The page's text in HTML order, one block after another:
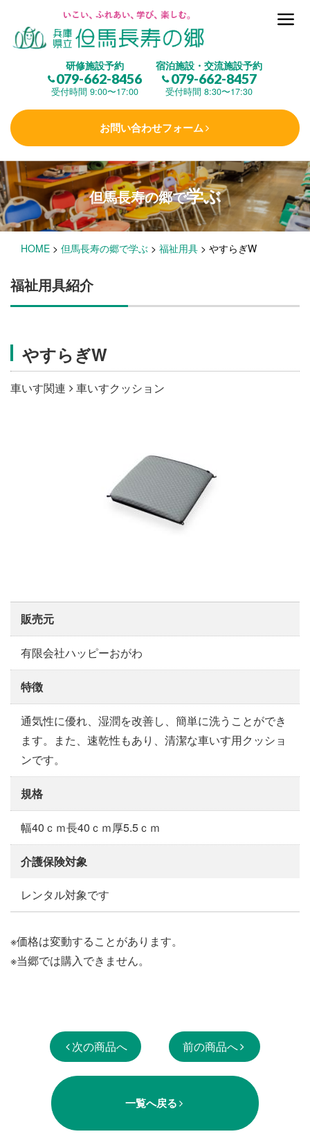
研修施設予約
079-662-8456
受付時間 9:00〜17:00
宿泊施設・交流施設予約
079-662-8457
受付時間 8:30〜17:30
お問い合わせフォーム
但馬長寿の郷とは
(研修施設)
楽しむ
学 ぶ(健康福祉)
泊まる(宿泊)
施設・料金
アクセス
但馬長寿の郷で学ぶ
HOME > 但馬長寿の郷で学ぶ > 福祉用具 > やすらぎW
福祉用具紹介
やすらぎW
車いす関連 車いすクッション
販売元
有限会社ハッピーおがわ
特徴
通気性に優れ、湿潤を改善し、簡単に洗うことができ
ます。また、速乾性もあり、清潔な車いす用クッショ
ンです。
規格
幅40ｃｍ長40ｃｍ厚5.5ｃｍ
介護保険対象
レンタル対象です
※価格は変動することがあります。
※当郷では購入できません。
次の商品へ 前の商品へ
一覧へ戻る